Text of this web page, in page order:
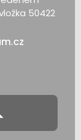
50422